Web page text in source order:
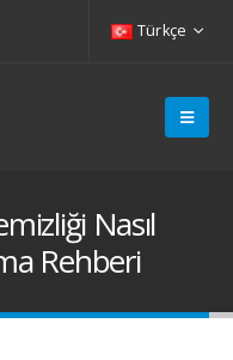
Türkçe
Nasıl
Rehberi